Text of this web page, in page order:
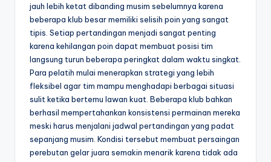
jauh lebih ketat dibanding musim sebelumnya karena
beberapa klub besar memiliki selisih poin yang sangat
tipis. Setiap pertandingan menjadi sangat penting
karena kehilangan poin dapat membuat posisi tim
langsung turun beberapa peringkat dalam waktu singkat.
Para pelatih mulai menerapkan strategi yang lebih
fleksibel agar tim mampu menghadapi berbagai situasi
sulit ketika bertemu lawan kuat. Beberapa klub bahkan
berhasil mempertahankan konsistensi permainan mereka
meski harus menjalani jadwal pertandingan yang padat
sepanjang musim. Kondisi tersebut membuat persaingan
perebutan gelar juara semakin menarik karena tidak ada